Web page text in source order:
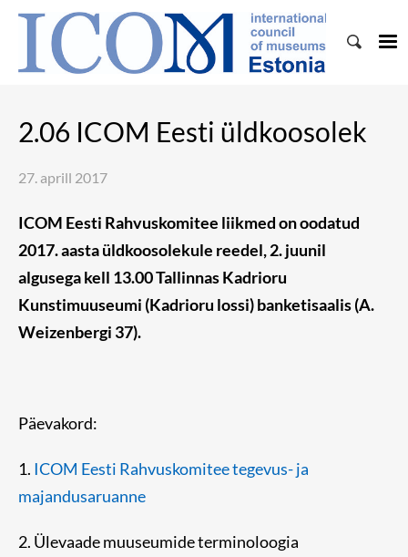
2.06 ICOM Eesti üldkoosolek
27. aprill 2017
ICOM Eesti Rahvuskomitee liikmed on oodatud
2017. aasta üldkoosolekule reedel, 2. juunil
algusega kell 13.00 Tallinnas Kadrioru
Kunstimuuseumi (Kadrioru lossi) banketisaalis (A.
Weizenbergi 37).
Päevakord:
1. ICOM Eesti Rahvuskomitee tegevus- ja
majandusaruanne
2. Ülevaade muuseumide terminoloogia